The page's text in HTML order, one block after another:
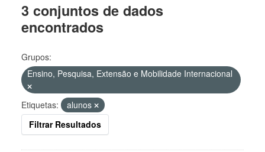
3 conjuntos de dados
encontrados
Grupos:
Ensino, Pesquisa, Extensão e Mobilidade Internacional
Etiquetas:
alunos
Filtrar Resultados